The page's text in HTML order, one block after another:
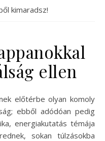
kimaradsz!
ellen
ebből adódóan pedig
energiakutatás témája
sokan túlzásokba